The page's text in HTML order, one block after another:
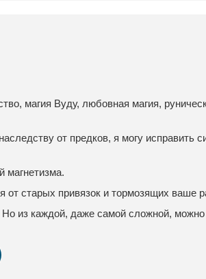
магия Вуду, любовная магия,
от предков, я могу исправить
магнетизма.
старых привязок и тормозящих ваше
из каждой, даже самой сложной,